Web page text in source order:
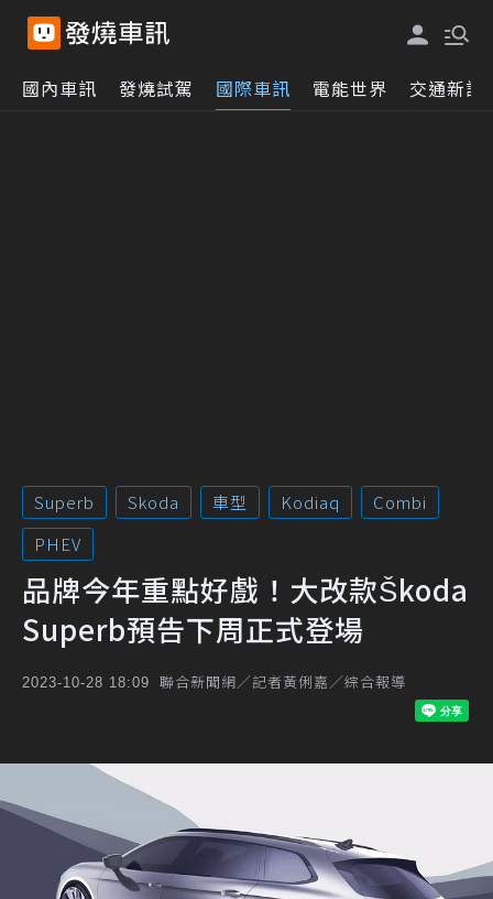
國內車訊 發燒試駕 國際車訊 電能世界 交通新訊
Superb Skoda 車型 Kodiaq
Combi
PHEV
品牌今年重點好戲！大改款Škoda
Superb預告下周正式登場
2023-10-28 18:09 聯合新聞網／記者黃俐嘉／綜合報導